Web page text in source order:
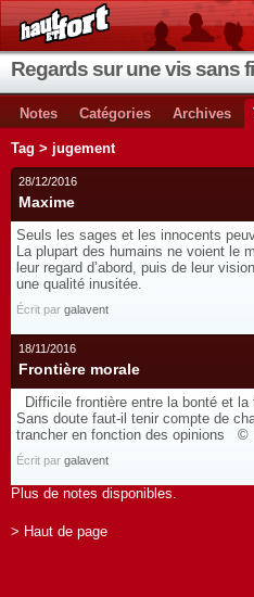
Regards sur une vis sans
Notes Catégories Archives
Tag > jugement
28/12/2016
Maxime
Seuls les sages et les innocents
La plupart des humains ne voient le
leur regard d’abord, puis de leur
une qualité inusitée.
Écrit par galavent
18/11/2016
Frontière morale
Difficile frontière entre la bonté et
Sans doute faut-il tenir compte de
trancher en fonction des opinions ©
Écrit par galavent
Plus de notes disponibles.
> Haut de page